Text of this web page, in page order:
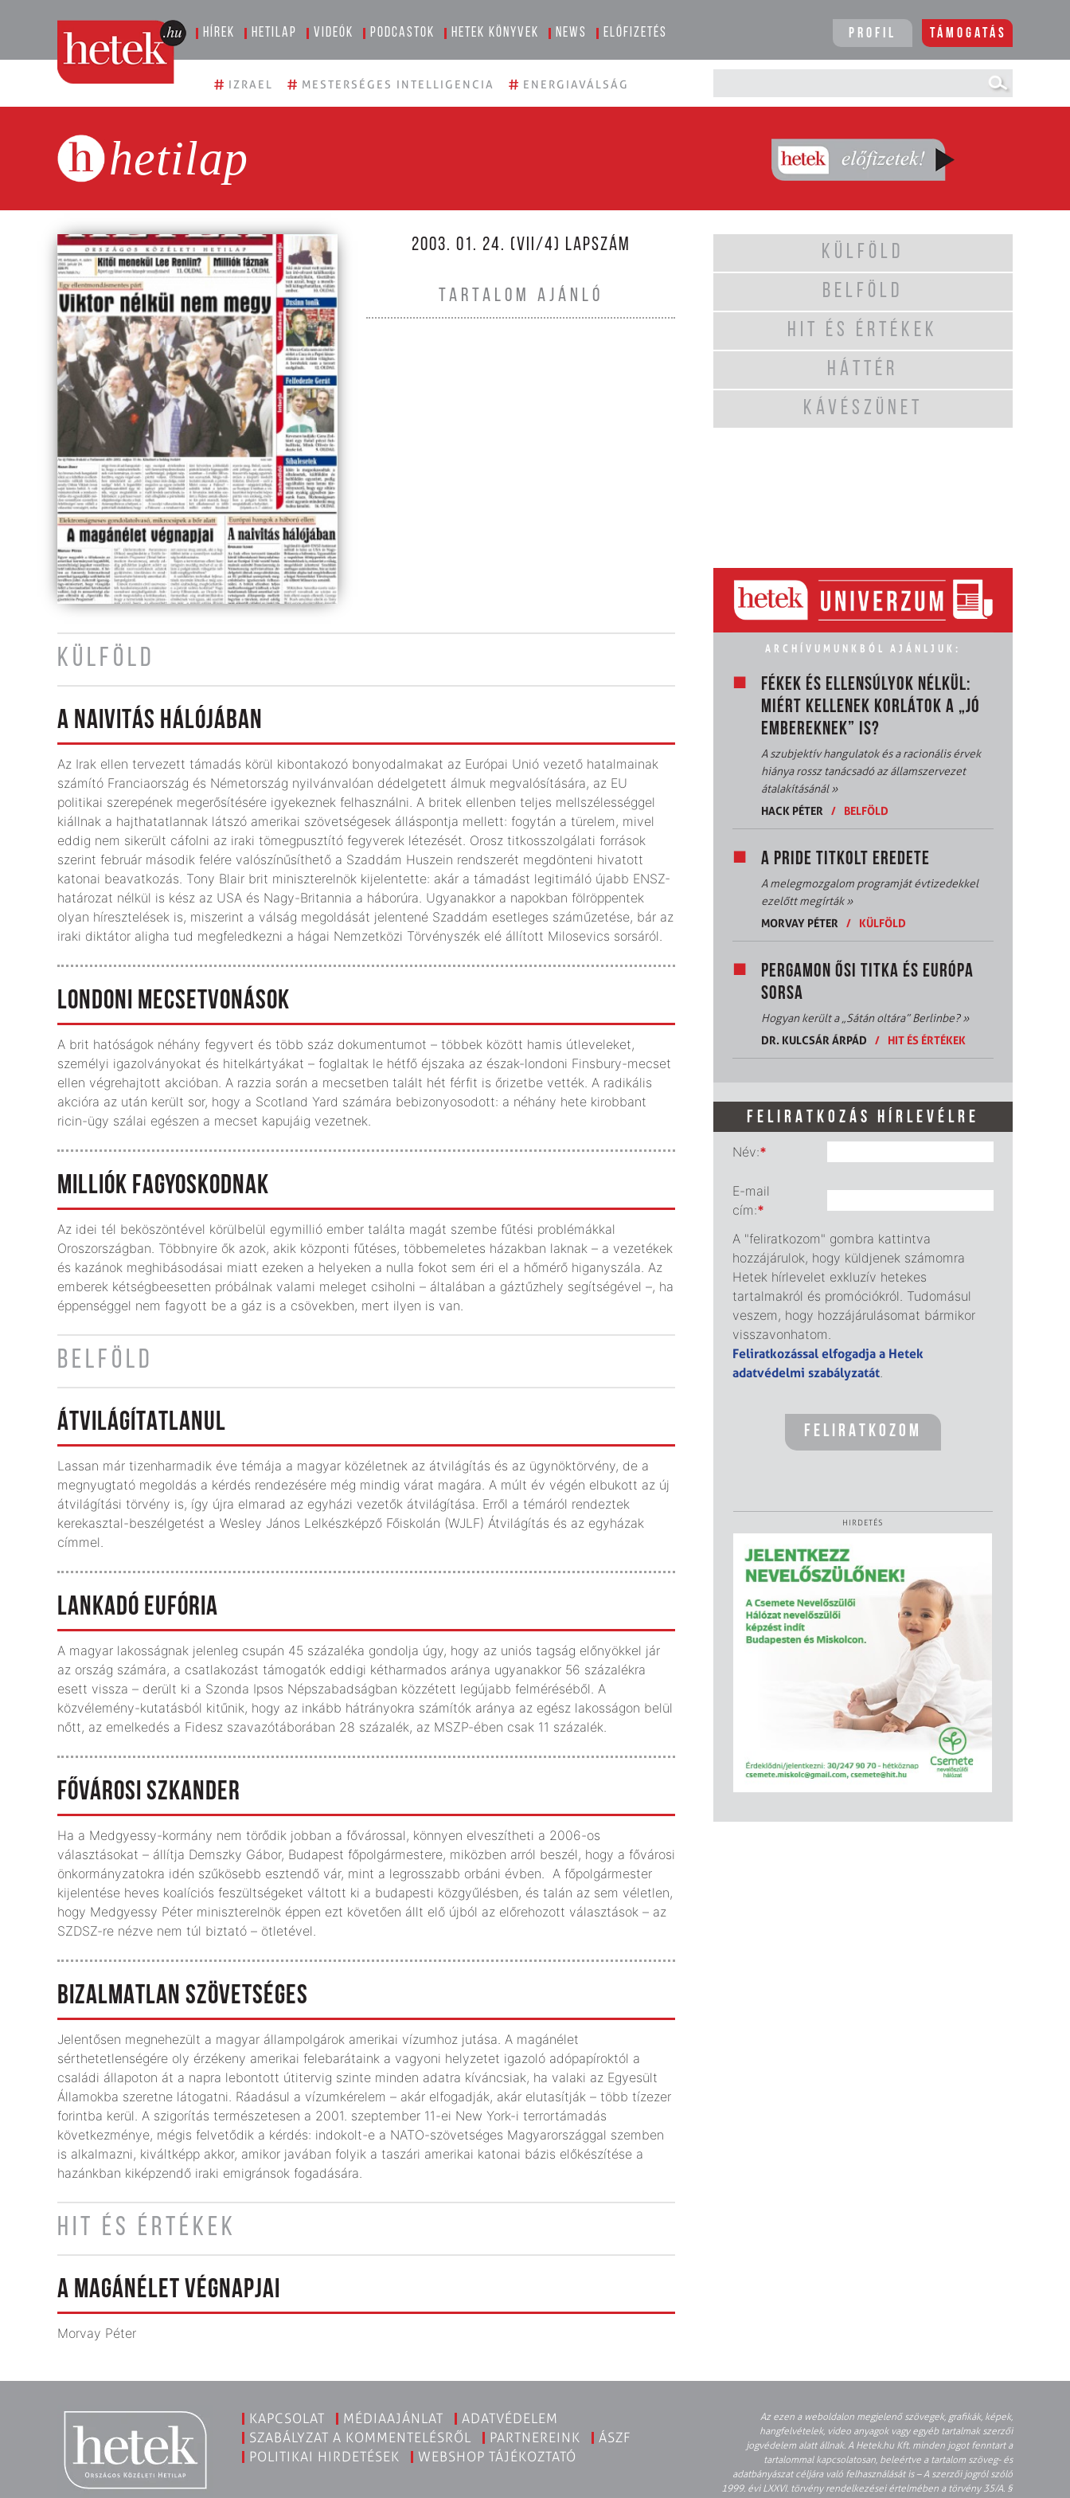
Hírek Hetilap Videók Podcastok Hetek könyvek News Előfizetés Profil Támogatás
# IZRAEL # MESTERSÉGES INTELLIGENCIA # ENERGIAVÁLSÁG
hetilap
2003. 01. 24. (VII/4) LAPSZÁM
TARTALOM AJÁNLÓ
KÜLFÖLD
A NAIVITÁS HÁLÓJÁBAN
Az Irak ellen tervezett támadás körül kibontakozó bonyodalmakat az Európai Unió vezető hatalmainak
számító Franciaország és Németország nyilvánvalóan dédelgetett álmuk megvalósítására, az EU
politikai szerepének megerősítésére igyekeznek felhasználni. A britek ellenben teljes mellszélességgel
kiállnak a hajthatatlannak látszó amerikai szövetségesek álláspontja mellett: fogytán a türelem, mivel
eddig nem sikerült cáfolni az iraki tömegpusztító fegyverek létezését. Orosz titkosszolgálati források
szerint február második felére valószínűsíthető a Szaddám Huszein rendszerét megdönteni hivatott
katonai beavatkozás. Tony Blair brit miniszterelnök kijelentette: akár a támadást legitimáló újabb ENSZ-
határozat nélkül is kész az USA és Nagy-Britannia a háborúra. Ugyanakkor a napokban fölröppentek
olyan híresztelések is, miszerint a válság megoldását jelentené Szaddám esetleges száműzetése, bár az
iraki diktátor aligha tud megfeledkezni a hágai Nemzetközi Törvényszék elé állított Milosevics sorsáról.
LONDONI MECSETVONÁSOK
A brit hatóságok néhány fegyvert és több száz dokumentumot – többek között hamis útleveleket,
személyi igazolványokat és hitelkártyákat – foglaltak le hétfő éjszaka az észak-londoni Finsbury-mecset
ellen végrehajtott akcióban. A razzia során a mecsetben talált hét férfit is őrizetbe vették. A radikális
akcióra az után került sor, hogy a Scotland Yard számára bebizonyosodott: a néhány hete kirobbant
ricin-ügy szálai egészen a mecset kapujáig vezetnek.
MILLIÓK FAGYOSKODNAK
Az idei tél beköszöntével körülbelül egymillió ember találta magát szembe fűtési problémákkal
Oroszországban. Többnyire ők azok, akik központi fűtéses, többemeletes házakban laknak – a vezetékek
és kazánok meghibásodásai miatt ezeken a helyeken a nulla fokot sem éri el a hőmérő higanyszála. Az
emberek kétségbeesetten próbálnak valami meleget csiholni – általában a gáztűzhely segítségével –, ha
éppenséggel nem fagyott be a gáz is a csövekben, mert ilyen is van.
BELFÖLD
ÁTVILÁGÍTATLANUL
Lassan már tizenharmadik éve témája a magyar közéletnek az átvilágítás és az ügynöktörvény, de a
megnyugtató megoldás a kérdés rendezésére még mindig várat magára. A múlt év végén elbukott az új
átvilágítási törvény is, így újra elmarad az egyházi vezetők átvilágítása. Erről a témáról rendeztek
kerekasztal-beszélgetést a Wesley János Lelkészképző Főiskolán (WJLF) Átvilágítás és az egyházak
címmel.
LANKADÓ EUFÓRIA
A magyar lakosságnak jelenleg csupán 45 százaléka gondolja úgy, hogy az uniós tagság előnyökkel jár
az ország számára, a csatlakozást támogatók eddigi kétharmados aránya ugyanakkor 56 százalékra
esett vissza – derült ki a Szonda Ipsos Népszabadságban közzétett legújabb felméréséből. A
közvélemény-kutatásból kitűnik, hogy az inkább hátrányokra számítók aránya az egész lakosságon belül
nőtt, az emelkedés a Fidesz szavazótáborában 28 százalék, az MSZP-ében csak 11 százalék.
FŐVÁROSI SZKANDER
Ha a Medgyessy-kormány nem törődik jobban a fővárossal, könnyen elveszítheti a 2006-os
választásokat – állítja Demszky Gábor, Budapest főpolgármestere, miközben arról beszél, hogy a fővárosi
önkormányzatokra idén szűkösebb esztendő vár, mint a legrosszabb orbáni évben. A főpolgármester
kijelentése heves koalíciós feszültségeket váltott ki a budapesti közgyűlésben, és talán az sem véletlen,
hogy Medgyessy Péter miniszterelnök éppen ezt követően állt elő újból az előrehozott választások – az
SZDSZ-re nézve nem túl biztató – ötletével.
BIZALMATLAN SZÖVETSÉGES
Jelentősen megnehezült a magyar állampolgárok amerikai vízumhoz jutása. A magánélet
sérthetetlenségére oly érzékeny amerikai felebarátaink a vagyoni helyzetet igazoló adópapíroktól a
családi állapoton át a napra lebontott útitervig szinte minden adatra kíváncsiak, ha valaki az Egyesült
Államokba szeretne látogatni. Ráadásul a vízumkérelem – akár elfogadják, akár elutasítják – több tízezer
forintba kerül. A szigorítás természetesen a 2001. szeptember 11-ei New York-i terrortámadás
következménye, mégis felvetődik a kérdés: indokolt-e a NATO-szövetséges Magyarországgal szemben
is alkalmazni, kiváltképp akkor, amikor javában folyik a taszári amerikai katonai bázis előkészítése a
hazánkban kiképzendő iraki emigránsok fogadására.
HIT ÉS ÉRTÉKEK
A MAGÁNÉLET VÉGNAPJAI
Morvay Péter
KÜLFÖLD
BELFÖLD
HIT ÉS ÉRTÉKEK
HÁTTÉR
KÁVÉSZÜNET
ARCHÍVUMUNKBÓL AJÁNLJUK:
FÉKEK ÉS ELLENSÚLYOK NÉLKÜL:
MIÉRT KELLENEK KORLÁTOK A „JÓ
EMBEREKNEK” IS?
A szubjektív hangulatok és a racionális érvek
hiánya rossz tanácsadó az államszervezet
átalakításánál»
HACK PÉTER
/ BELFÖLD
A PRIDE TITKOLT EREDETE
A melegmozgalom programját évtizedekkel
ezelőtt megírták»
MORVAY PÉTER
/ KÜLFÖLD
PERGAMON ŐSI TITKA ÉS EURÓPA
SORSA
Hogyan került a „Sátán oltára” Berlinbe?»
DR. KULCSÁR ÁRPÁD
/ HIT ÉS ÉRTÉKEK
FELIRATKOZÁS HÍRLEVÉLRE
Név:*
E-mail
cím:*
A "feliratkozom" gombra kattintva
hozzájárulok, hogy küldjenek számomra
Hetek hírlevelet exkluzív hetekes
tartalmakról és promóciókról. Tudomásul
veszem, hogy hozzájárulásomat bármikor
visszavonhatom.
Feliratkozással elfogadja a Hetek
adatvédelmi szabályzatát.
HIRDETÉS
KAPCSOLAT MÉDIAAJÁNLAT
ADATVÉDELEM
SZABÁLYZAT A KOMMENTELÉSRŐL
PARTNEREINK
ÁSZF
POLITIKAI HIRDETÉSEK
WEBSHOP TÁJÉKOZTATÓ
Az ezen a weboldalon megjelenő szövegek, grafikák, képek,
hangfelvételek, video anyagok vagy egyéb tartalmak szerzői
jogvédelem alatt állnak. A Hetek.hu Kft. minden jogot fenntart a
tartalommal kapcsolatosan, beleértve a tartalom szöveg- és
adatbányászat céljára való felhasználását is – A szerzői jogról szóló
1999. évi LXXVI. törvény rendelkezései értelmében a törvény 35/A. §